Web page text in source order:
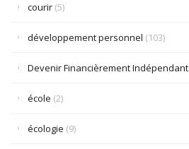
courir (5)
développement personnel (103)
Devenir Financièrement Indépendant
école (2)
écologie (9)